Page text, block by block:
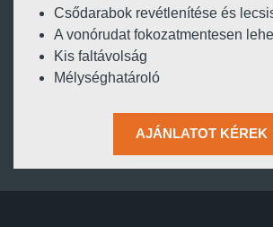
Csődarabok revétlenítése és
A vonórudat fokozatmentesen
Kis faltávolság
Mélységhatároló
AJÁNLATOT KÉREK